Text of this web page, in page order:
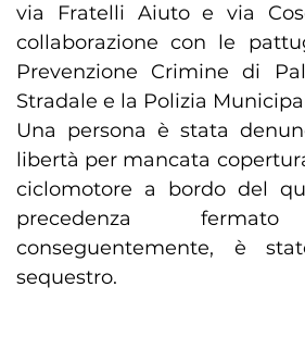
via Fratelli Aiuto e via
collaborazione con le
Prevenzione Crimine di
Stradale e la Polizia
Una persona è stata
libertà per mancata
ciclomotore a bordo del
precedenza
conseguentemente, è
sequestro.